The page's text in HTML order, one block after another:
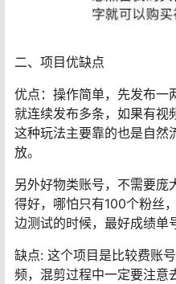
二、项目优缺点
优点：操作简单，先发布一
就连续发布多条，如果有视
这种玩法主要靠的也是自然
放。
另外好物类账号，不需要庞
得好，哪怕只有100个粉丝
边测试的时候，最好成绩单
缺点: 这个项目是比较费账
频，混剪过程中一定要注意